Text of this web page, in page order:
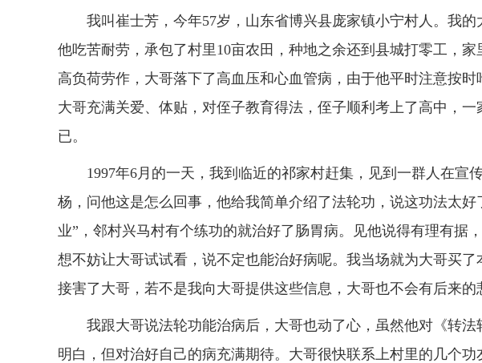
我叫崔士芳，今年57岁，山东省博兴县庞家镇小宁村人。我的
他吃苦耐劳，承包了村里10亩农田，种地之余还到县城打零工，
高负荷劳作，大哥落下了高血压和心血管病，由于他平时注意按
大哥充满关爱、体贴，对侄子教育得法，侄子顺利考上了高中，
已。
1997年6月的一天，我到临近的祁家村赶集，见到一群人在宣
杨，问他这是怎么回事，他给我简单介绍了法轮功，说这功法太
业”，邻村兴马村有个练功的就治好了肠胃病。见他说得有理有据
想不妨让大哥试试看，说不定也能治好病呢。我当场就为大哥买
接害了大哥，若不是我向大哥提供这些信息，大哥也不会有后来的
我跟大哥说法轮功能治病后，大哥也动了心，虽然他对《转法
明白，但对治好自己的病充满期待。大哥很快联系上村里的几个